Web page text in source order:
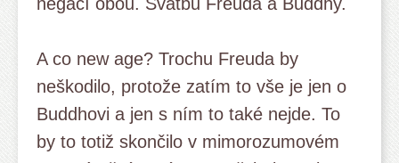
A co new age? Trochu Freuda by
neškodilo, protože zatím to vše je jen o
Buddhovi a jen s ním to také nejde. To
by to totiž skončilo v mimorozumovém